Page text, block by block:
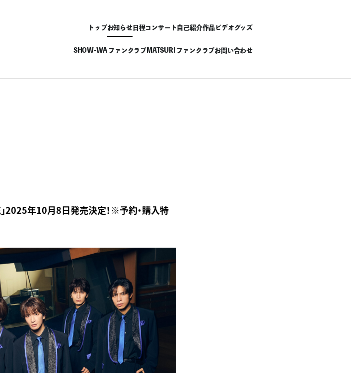
トップお知らせ日程コンサート自己紹介作品ビデオグッズ
SHOW-WA ファンクラブMATSURI ファンクラブお問い合わせ
2025年10月8日発売決定！※予約・購入特